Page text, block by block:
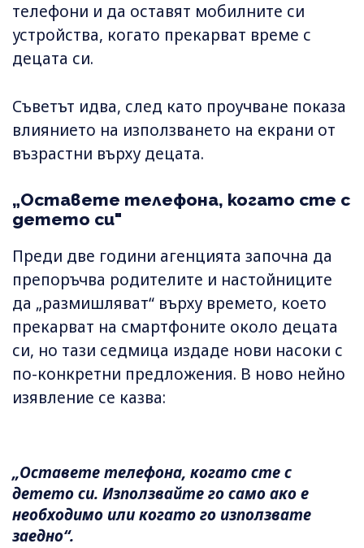
телефони и да оставят мобилните си
устройства, когато прекарват време с
децата си.
Съветът идва, след като проучване показа
влиянието на използването на екрани от
възрастни върху децата.
„Оставете телефона, когато сте с
детето си"
Преди две години агенцията започна да
препоръчва родителите и настойниците
да „размишляват“ върху времето, което
прекарват на смартфоните около децата
си, но тази седмица издаде нови насоки с
по-конкретни предложения. В ново нейно
изявление се казва:
„Оставете телефона, когато сте с
детето си. Използвайте го само ако е
необходимо или когато го използвате
заедно“.